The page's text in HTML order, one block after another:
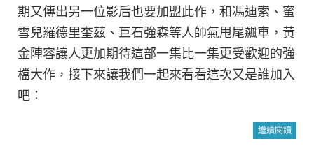
期又傳出另一位影后也要加盟此作，和馮迪索、蜜
雪兒羅德里奎茲、巨石強森等人帥氣甩尾飆車，黃
金陣容讓人更加期待這部一集比一集更受歡迎的強
檔大作，接下來讓我們一起來看看這次又是誰加入
吧：
繼續閱讀